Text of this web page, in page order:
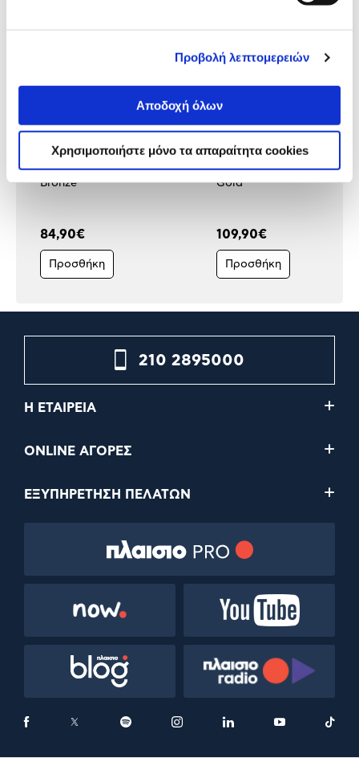
Προβολή λεπτομερειών
Αποδοχή όλων
Χρησιμοποιήστε μόνο τα απαραίτητα cookies
Corsair PSU CX 750W 80+
Bronze
84,90€
Προσθήκη
PSU Asus Prime 750W
Gold
109,90€
Προσθήκη
210 2895000
Η ΕΤΑΙΡΕΙΑ
ONLINE ΑΓΟΡΕΣ
ΕΞΥΠΗΡΕΤΗΣΗ ΠΕΛΑΤΩΝ